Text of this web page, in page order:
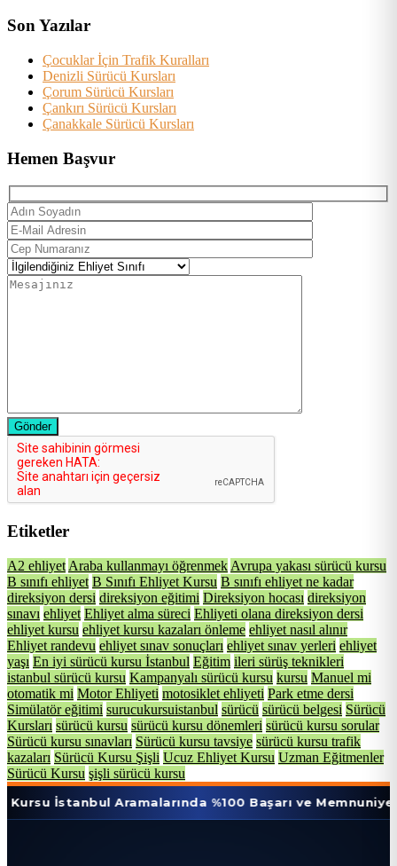
Son Yazılar
Çocuklar İçin Trafik Kuralları
Denizli Sürücü Kursları
Çorum Sürücü Kursları
Çankırı Sürücü Kursları
Çanakkale Sürücü Kursları
Hemen Başvur
Gönder
Etiketler
A2 ehliyet Araba kullanmayı öğrenmek Avrupa yakası sürücü kursu
B sınıfı ehliyet B Sınıfı Ehliyet Kursu B sınıfı ehliyet ne kadar
direksiyon dersi direksiyon eğitimi Direksiyon hocası direksiyon
sınavı ehliyet Ehliyet alma süreci Ehliyeti olana direksiyon dersi
ehliyet kursu ehliyet kursu kazaları önleme ehliyet nasıl alınır
Ehliyet randevu ehliyet sınav sonuçları ehliyet sınav yerleri ehliyet
yaşı En iyi sürücü kursu İstanbul Eğitim ileri sürüş teknikleri
istanbul sürücü kursu Kampanyalı sürücü kursu kursu Manuel mi
otomatik mi Motor Ehliyeti motosiklet ehliyeti Park etme dersi
Simülatör eğitimi surucukursuistanbul sürücü sürücü belgesi Sürücü
Kursları sürücü kursu sürücü kursu dönemleri sürücü kursu sorular
Sürücü kursu sınavları Sürücü kursu tavsiye sürücü kursu trafik
kazaları Sürücü Kursu Şişli Ucuz Ehliyet Kursu Uzman Eğitmenler
Sürücü Kursu şişli sürücü kursu
Aramalarında %100 Başarı ve Memnuniyet Oranı